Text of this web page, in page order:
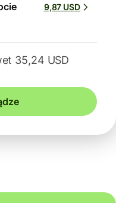
9,87 USD
35,24 USD